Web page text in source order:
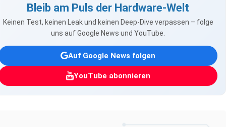
Bleib am Puls der Hardware-Welt
Keinen Test, keinen Leak und keinen Deep-Dive verpassen – folge
uns auf Google News und YouTube.
Auf Google News folgen
YouTube abonnieren